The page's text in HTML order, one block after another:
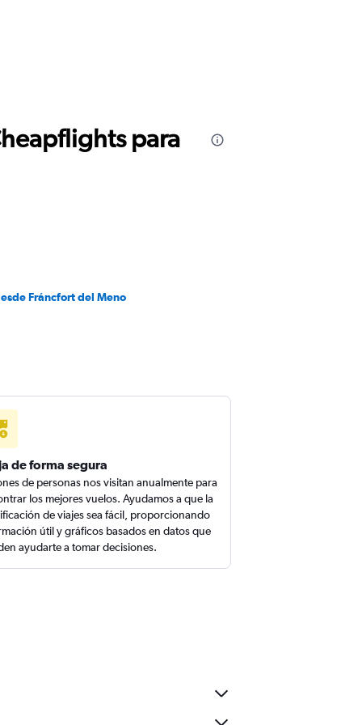
para
Fráncfort del Meno
de forma segura
de personas nos visitan anualmente para
los mejores vuelos. Ayudamos a que la
de viajes sea fácil, proporcionando
útil y gráficos basados en datos que
ayudarte a tomar decisiones.